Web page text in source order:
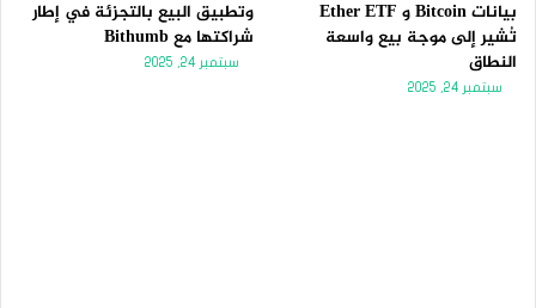
بيانات Bitcoin و Ether ETF
تُشير إلى موجة بيع واسعة
النطاق
سبتمبر 24, 2025
وتطبيق البيع بالتجزئة في إطار
شراكتها مع Bithumb
سبتمبر 24, 2025